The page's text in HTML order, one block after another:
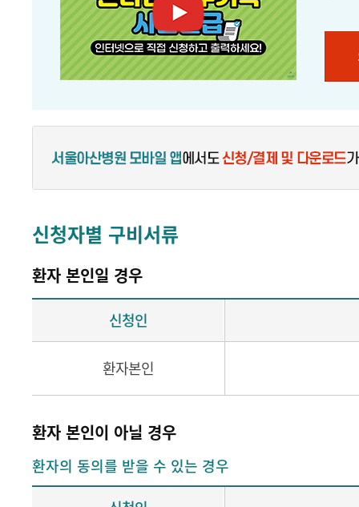
신청자별 구비서류
환자 본인일 경우
신청인
환자본인
환자 본인이 아닐 경우
환자의 동의를 받을 수 있는 경우